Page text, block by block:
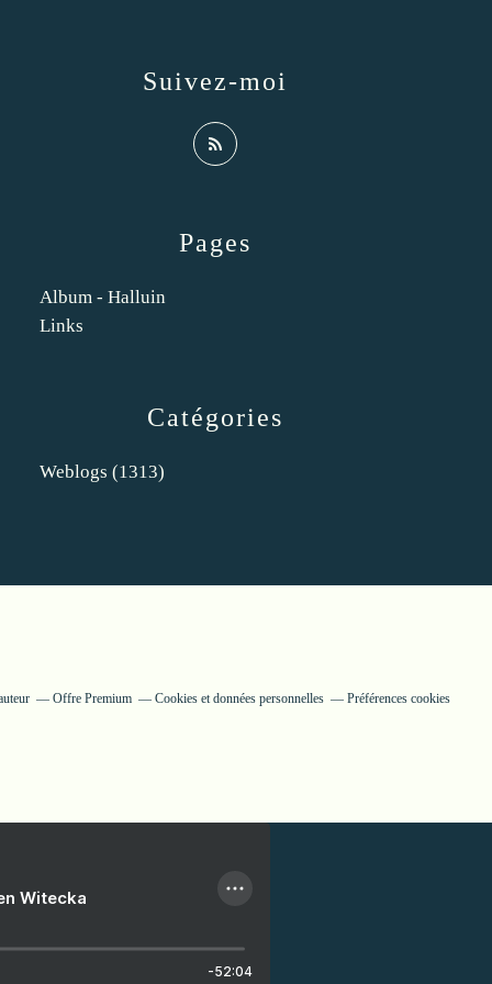
Catégories
Weblogs (1313)
Pages
Album - Halluin
Links
Suivez-moi
Offre Premium Cookies et données personnelles Préférences cookies
Witecka
-52:04